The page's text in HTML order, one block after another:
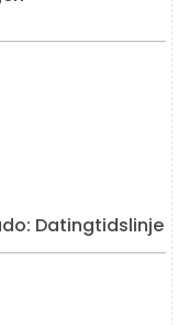
Datingtidslinje